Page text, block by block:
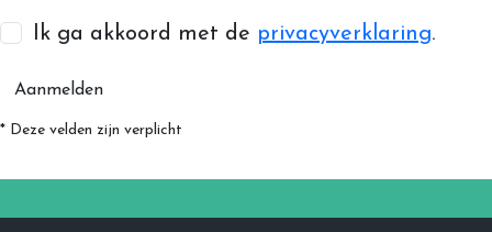
Ik ga akkoord met de privacyverklaring.
Aanmelden
* Deze velden zijn verplicht